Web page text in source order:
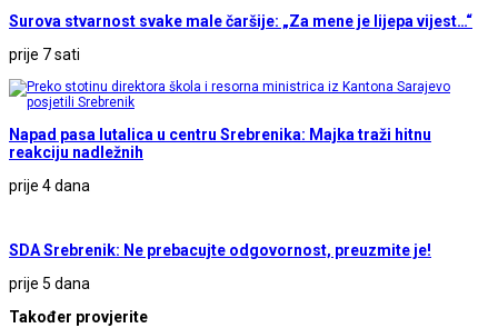
Surova stvarnost svake male čaršije: „Za mene je lijepa vijest…“
prije 7 sati
Napad pasa lutalica u centru Srebrenika: Majka traži hitnu
reakciju nadležnih
prije 4 dana
SDA Srebrenik: Ne prebacujte odgovornost, preuzmite je!
prije 5 dana
Također provjerite